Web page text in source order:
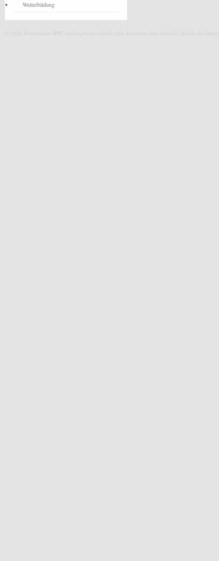
Weiterbildung
© 2026 Fernstudium BWL und Ingenieur Guide. Alle Angaben ohne Gewähr. Quelle der